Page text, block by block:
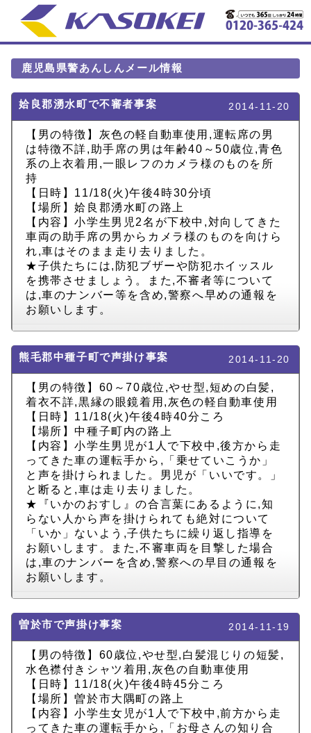
鹿児島県警あんしんメール情報
姶良郡湧水町で不審者事案 2014-11-20
【男の特徴】灰色の軽自動車使用,運転席の男
は特徴不詳,助手席の男は年齢40～50歳位,青色
系の上衣着用,一眼レフのカメラ様のものを所
持
【日時】11/18(火)午後4時30分頃
【場所】姶良郡湧水町の路上
【内容】小学生男児2名が下校中,対向してきた
車両の助手席の男からカメラ様のものを向けら
れ,車はそのまま走り去りました。
★子供たちには,防犯ブザーや防犯ホイッスル
を携帯させましょう。また,不審者等について
は,車のナンバー等を含め,警察へ早めの通報を
お願いします。
熊毛郡中種子町で声掛け事案 2014-11-20
【男の特徴】60～70歳位,やせ型,短めの白髪,
着衣不詳,黒縁の眼鏡着用,灰色の軽自動車使用
【日時】11/18(火)午後4時40分ころ
【場所】中種子町内の路上
【内容】小学生男児が1人で下校中,後方から走
ってきた車の運転手から,「乗せていこうか」
と声を掛けられました。男児が「いいです。」
と断ると,車は走り去りました。
★『いかのおすし』の合言葉にあるように,知
らない人から声を掛けられても絶対について
「いか」ないよう,子供たちに繰り返し指導を
お願いします。また,不審車両を目撃した場合
は,車のナンバーを含め,警察への早目の通報を
お願いします。
曽於市で声掛け事案 2014-11-19
【男の特徴】60歳位,やせ型,白髪混じりの短髪,
水色襟付きシャツ着用,灰色の自動車使用
【日時】11/18(火)午後4時45分ころ
【場所】曽於市大隅町の路上
【内容】小学生女児が1人で下校中,前方から走
ってきた車の運転手から,「お母さんの知り合